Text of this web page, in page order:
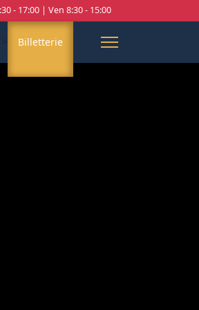
- 17:00 | Ven 8:30 - 15:00
Billetterie